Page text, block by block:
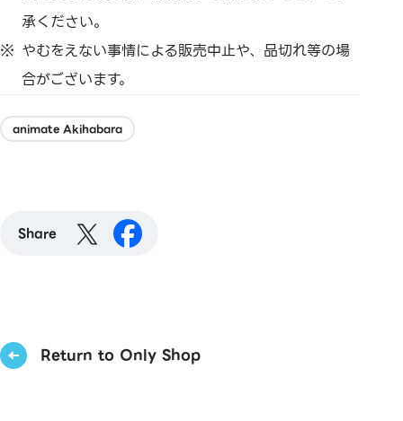
承ください。
やむをえない事情による販売中止や、品切れ等の場
合がございます。
animate Akihabara
Share
Return to Only Shop